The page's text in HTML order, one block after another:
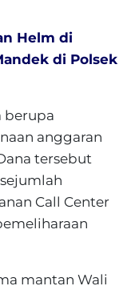
Helm di
di Polsek
berupa
anggaran
tersebut
Call Center
mantan Wali